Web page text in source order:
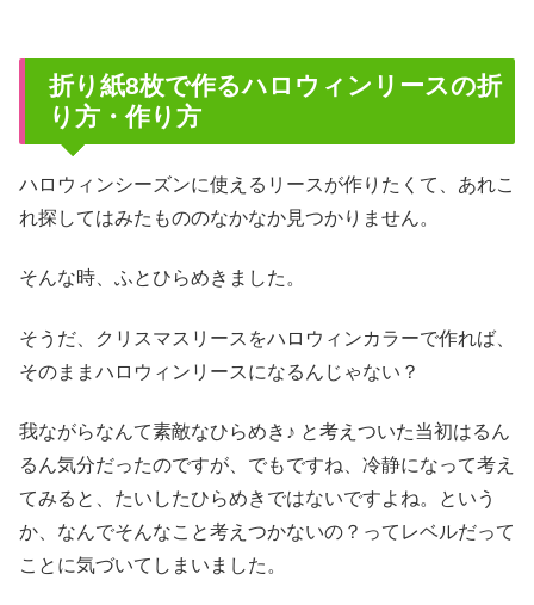
折り紙8枚で作るハロウィンリースの折
り方・作り方
ハロウィンシーズンに使えるリースが作りたくて、あれこ
れ探してはみたもののなかなか見つかりません。
そんな時、ふとひらめきました。
そうだ、クリスマスリースをハロウィンカラーで作れば、
そのままハロウィンリースになるんじゃない？
我ながらなんて素敵なひらめき♪ と考えついた当初はるん
るん気分だったのですが、でもですね、冷静になって考え
てみると、たいしたひらめきではないですよね。という
か、なんでそんなこと考えつかないの？ってレベルだって
ことに気づいてしまいました。